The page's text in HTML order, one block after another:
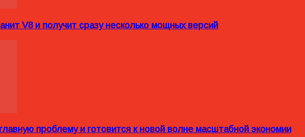
V8 и получит сразу несколько мощных версий
проблему и готовится к новой волне масштабной экономии